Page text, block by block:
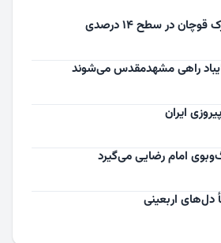
در سطح ۱۴ درصدی
ایران
امام رضایی می‌گیرد
دل‌های اربعینی